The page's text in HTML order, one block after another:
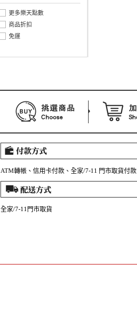
更多樂天點數
商品折扣
免運
ATM轉帳、信用卡付款、全家/7-11 門市取貨付款
全家/7-11門市取貨